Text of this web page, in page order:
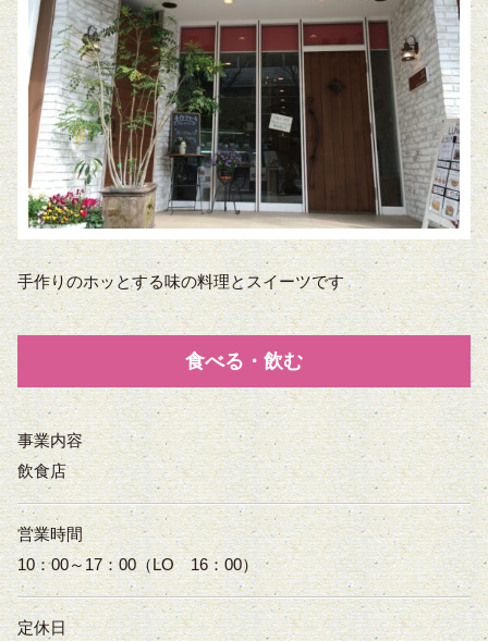
手作りのホッとする味の料理とスイーツです
食べる・飲む
事業内容
飲食店
営業時間
10：00～17：00（LO 16：00）
定休日